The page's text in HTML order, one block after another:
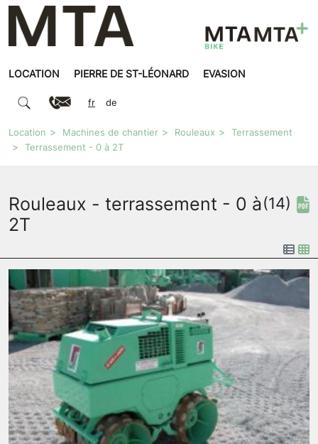
LOCATION PIERRE DE ST-LÉONARD EVASION
fr de
Location Machines de chantier Rouleaux
Terrassement
Terrassement - 0 à 2T
Rouleaux - terrassement - 0 à
2T
(14)